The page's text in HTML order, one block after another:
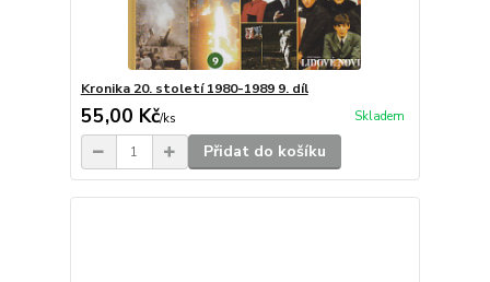
Kronika 20. století 1980-1989 9. díl
55,00 Kč/ks Skladem
Přidat do košíku